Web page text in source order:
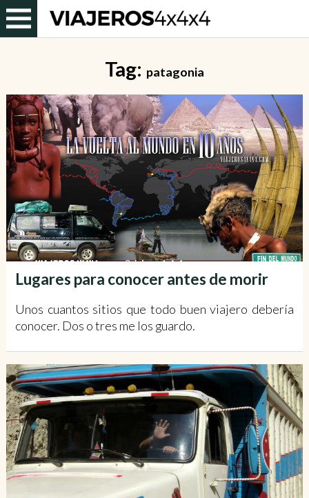
Tag: patagonia
Lugares para conocer antes de morir
Unos cuantos sitios que todo buen viajero debería
conocer. Dos o tres me los guardo.